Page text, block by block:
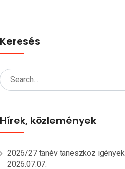
Keresés
Search
for:
Hírek, közlemények
2026/27 tanév taneszköz igények
2026.07.07.